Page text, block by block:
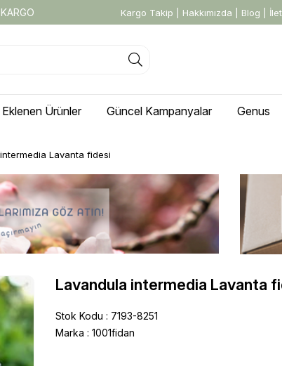
Kargo Takip Hakkımızda Blog
Ürünler Güncel Kampanyalar Genus
Lavanta fidesi
Lavandula intermedia Lavanta
Stok Kodu
7193-8251
Marka : 1001fidan